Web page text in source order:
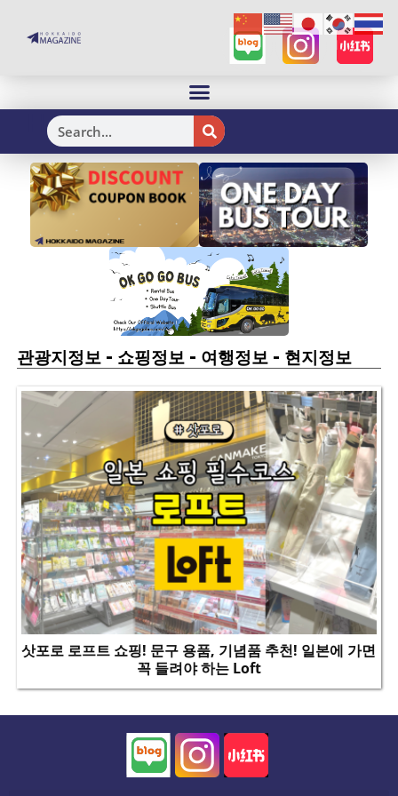
H
관광지정보- 쇼핑정보- 여행정보- 현지정보
삿포로 로프트 쇼핑! 문구 용품, 기념품 추천! 일본에 가면
꼭 들려야 하는 Loft